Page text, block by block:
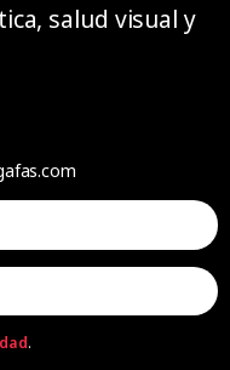
salud visual y
.